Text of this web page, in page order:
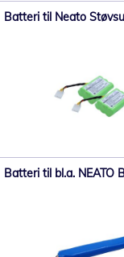
Batteri til Neato
Batteri til bl.a. NEATO